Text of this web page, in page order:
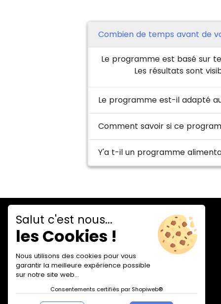
Salut c'est nous...
les Cookies !
Nous utilisons des cookies pour vous
garantir la meilleure expérience possible
sur notre site web...
Consentements certifiés par Shopiweb®
Combien de temps avant de
Le programme est basé sur
Les résultats sont
Le programme est-il adapté
Comment savoir si ce